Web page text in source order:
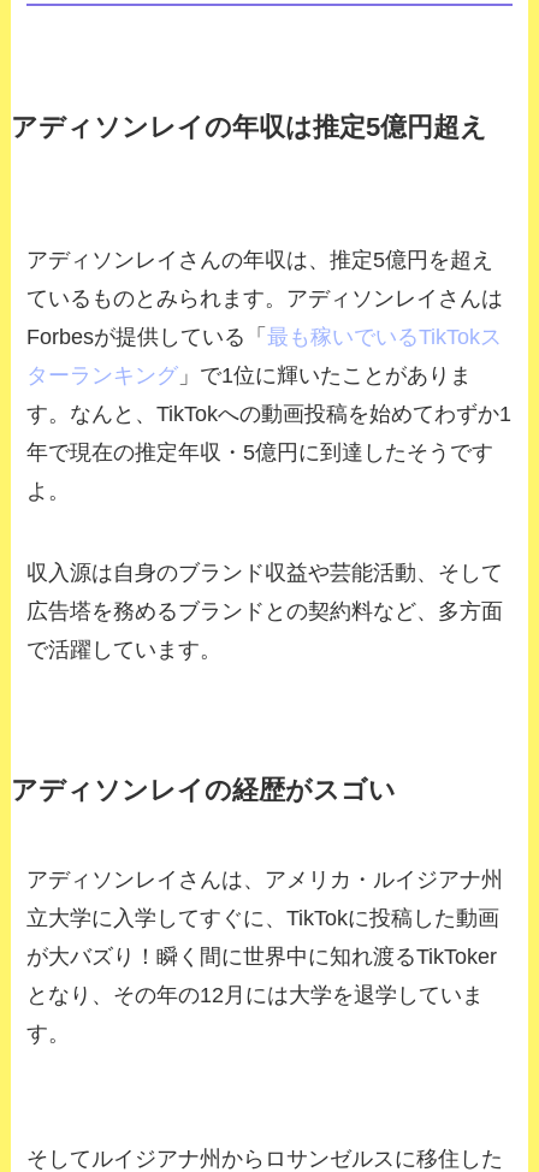
アディソンレイの年収は推定5億円超え
アディソンレイさんの年収は、推定5億円を超え
ているものとみられます。アディソンレイさんは
Forbesが提供している「最も稼いでいるTikTokス
ターランキング 」で1位に輝いたことがありま
す。なんと、TikTokへの動画投稿を始めてわずか1
年で現在の推定年収・5億円に到達したそうです
よ。
収入源は自身のブランド収益や芸能活動、そして
広告塔を務めるブランドとの契約料など、多方面
で活躍しています。
アディソンレイの経歴がスゴい
アディソンレイさんは、アメリカ・ルイジアナ州
立大学に入学してすぐに、TikTokに投稿した動画
が大バズり！瞬く間に世界中に知れ渡るTikToker
となり、その年の12月には大学を退学していま
す。
そしてルイジアナ州からロサンゼルスに移住した